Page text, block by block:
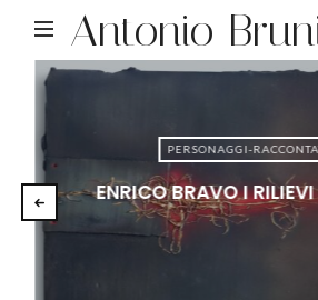
Antonio
PERSONAGGI-
ENRICO BRAVO I RILIEVI